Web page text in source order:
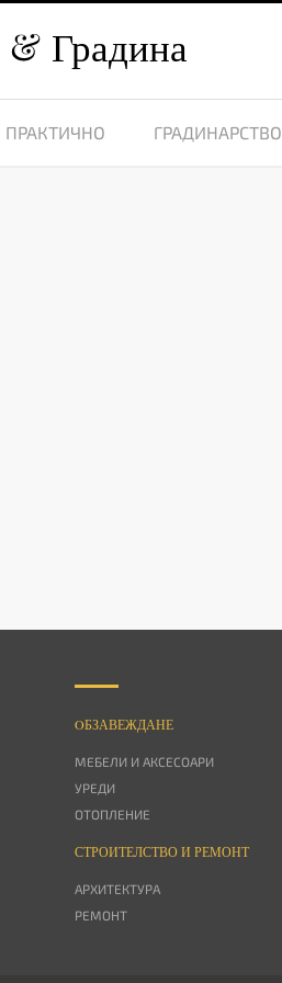
Градина
ПРАКТИЧНО ГРАДИНАРСТВО
OБЗАВЕЖДАНЕ
МЕБЕЛИ И АКСЕСОАРИ
УРЕДИ
ОТОПЛЕНИЕ
СТРОИТЕЛСТВО И РЕМОНТ
АРХИТЕКТУРА
РЕМОНТ